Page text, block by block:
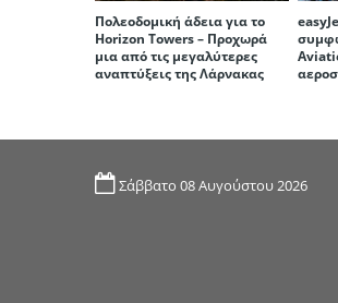
Πολεοδομική άδεια για το
Horizon Towers – Προχωρά
μια από τις μεγαλύτερες
αναπτύξεις της Λάρνακας
Σάββατο 08 Αυγούστου 2026